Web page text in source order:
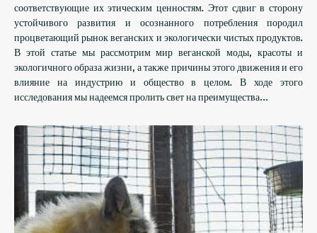
соответствующие их этическим ценностям. Этот сдвиг в сторону
устойчивого развития и осознанного потребления породил
процветающий рынок веганских и экологически чистых продуктов.
В этой статье мы рассмотрим мир веганской моды, красоты и
экологичного образа жизни, а также причины этого движения и его
влияние на индустрию и общество в целом. В ходе этого
исследования мы надеемся пролить свет на преимущества…